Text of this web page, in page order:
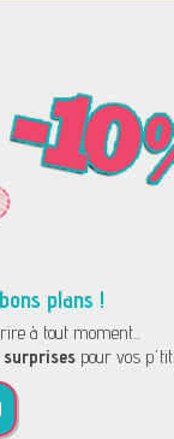
plans !
à tout moment...
surprises pour vos